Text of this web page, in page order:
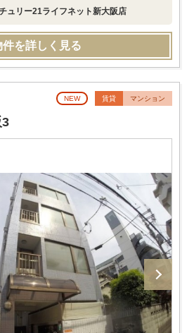
ュリー21ライフネット新大阪店
件を詳しく見る
NEW 賃貸 マンション